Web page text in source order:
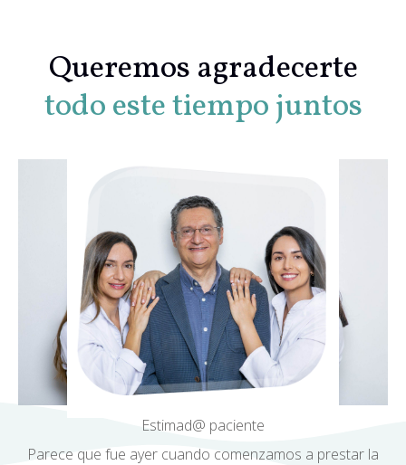
Queremos agradecerte
todo este tiempo juntos
Estimad@ paciente
Parece que fue ayer cuando comenzamos a prestar la